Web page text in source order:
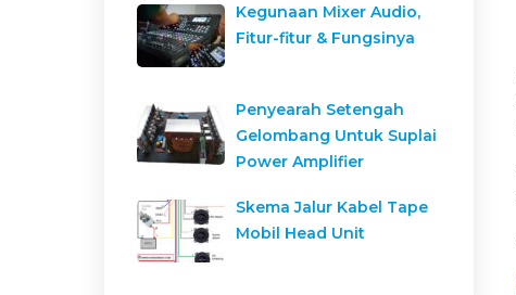
Kegunaan Mixer Audio,
Fitur-fitur & Fungsinya
Penyearah Setengah
Gelombang Untuk Suplai
Power Amplifier
Skema Jalur Kabel Tape
Mobil Head Unit